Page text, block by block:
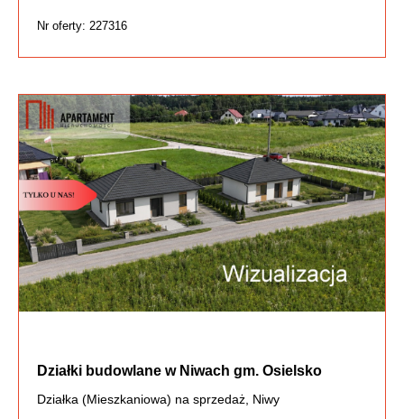
Nr oferty: 227316
Działki budowlane w Niwach gm. Osielsko
Działka (Mieszkaniowa) na sprzedaż, Niwy